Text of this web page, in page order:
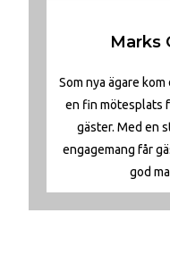
Marks
Som nya ägare
en fin mötesplats
gäster. Med en
engagemang får
god